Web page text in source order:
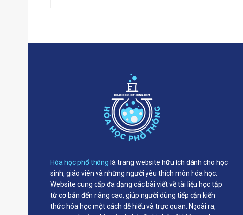
Hóa học phổ thông là trang website hữu ích dành cho học
sinh, giáo viên và những người yêu thích môn hóa học.
Website cung cấp đa dạng các bài viết về tài liệu học tập
từ cơ bản đến nâng cao, giúp người dùng tiếp cận kiến
thức hóa học một cách dễ hiểu và trực quan. Ngoài ra,